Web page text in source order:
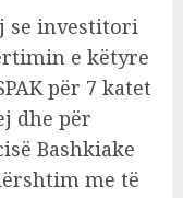
se investitori
e këtyre
për 7 katet
dhe për
Bashkiake
me të